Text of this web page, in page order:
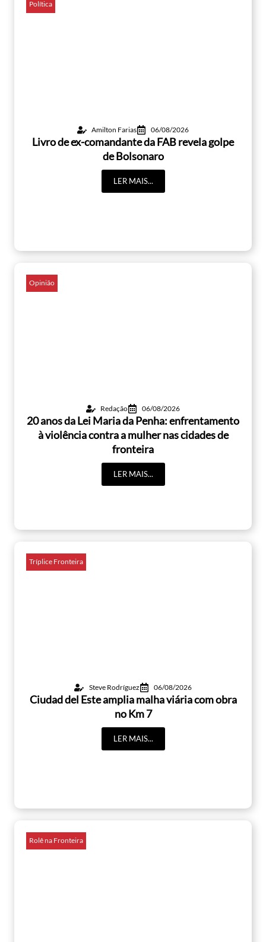
Política
Amilton Farias 06/08/2026
Livro de ex-comandante da FAB revela golpe
de Bolsonaro
LER MAIS...
Opinião
Redação 06/08/2026
20 anos da Lei Maria da Penha: enfrentamento
à violência contra a mulher nas cidades de
fronteira
LER MAIS...
Tríplice Fronteira
Steve Rodríguez 06/08/2026
Ciudad del Este amplia malha viária com obra
no Km 7
LER MAIS...
Rolê na Fronteira